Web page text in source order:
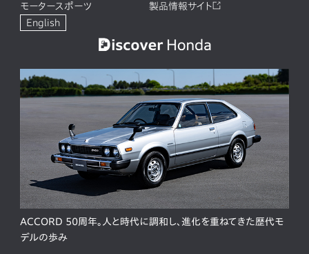
モータースポーツ
製品情報サイト
English
ACCORD 50周年。人と時代に調和し、進化を重ねてきた歴代モ
デルの歩み